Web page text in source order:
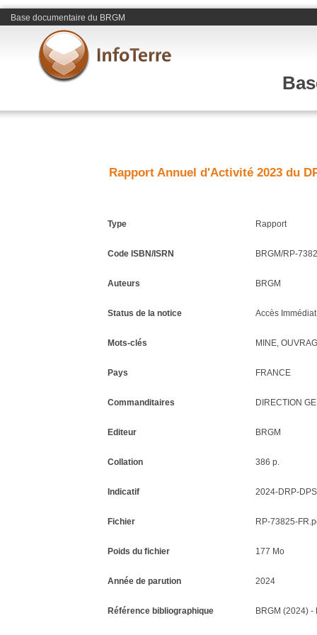
Base documentaire du BRGM
Rapport Annuel d'Activité 2023 du
Type Rapport
Code ISBN/ISRN BRGM/RP-
Auteurs BRGM
Status de la notice Accès Immédiat
Mots-clés MINE,
Pays FRANCE
Commanditaires DIRECTION
Editeur BRGM
Collation 386 p.
Indicatif 2024-DRP-
Fichier RP-73825-
Poids du fichier 177 Mo
Année de parution 2024
Référence bibliographique BRGM (2024)